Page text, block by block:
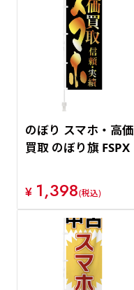
のぼり スマホ・高価
買取 のぼり旗 FSPX
¥ 1,398(税込)